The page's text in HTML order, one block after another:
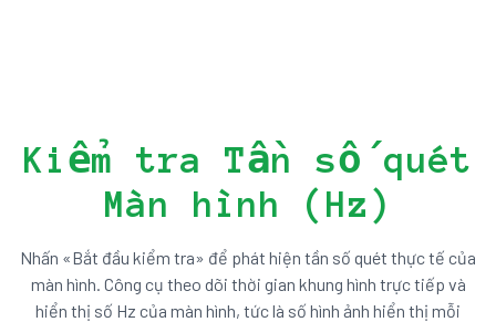
Kiểm tra Tần số quét
Màn hình (Hz)
Nhấn «Bắt đầu kiểm tra» để phát hiện tần số quét thực tế của
màn hình. Công cụ theo dõi thời gian khung hình trực tiếp và
hiển thị số Hz của màn hình, tức là số hình ảnh hiển thị mỗi